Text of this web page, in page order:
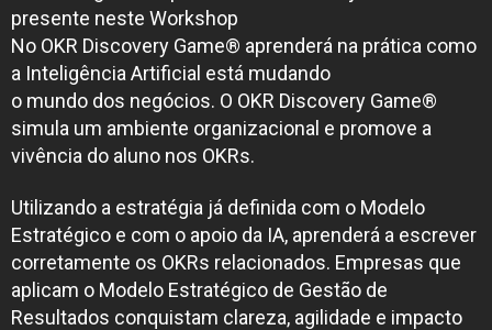
presente neste Workshop
No OKR Discovery Game® aprenderá na prática como
a Inteligência Artificial está mudando
o mundo dos negócios. O OKR Discovery Game®
simula um ambiente organizacional e promove a
vivência do aluno nos OKRs.
Utilizando a estratégia já definida com o Modelo
Estratégico e com o apoio da IA, aprenderá a escrever
corretamente os OKRs relacionados. Empresas que
aplicam o Modelo Estratégico de Gestão de
Resultados conquistam clareza, agilidade e impacto